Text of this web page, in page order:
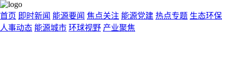
首页 即时新闻 能源要闻 焦点关注 能源党建 热点专题 生态环保
人事动态 能源城市 环球视野 产业聚焦